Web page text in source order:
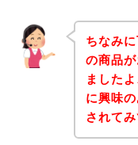
ちなみ
の商品
ました
に興味
されて